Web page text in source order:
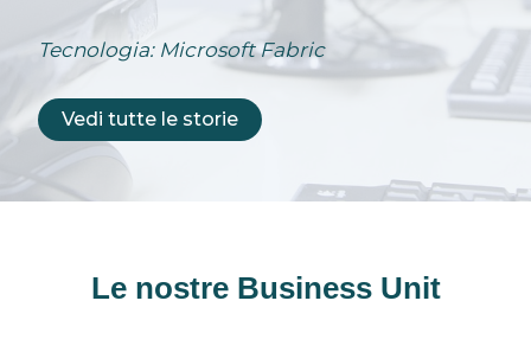
Tecnologia: Microsoft Fabric
Vedi tutte le storie
Le nostre Business Unit